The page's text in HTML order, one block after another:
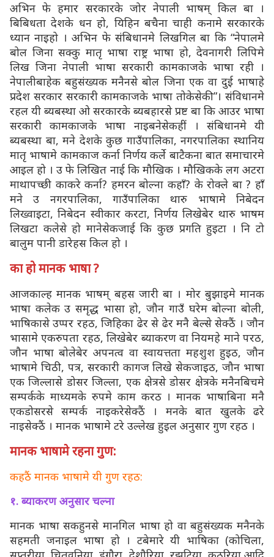
अभिन फे हमार सरकारके जोर नेपाली भाषम् किल बा ।
बिबिधता देशके धन हो, यिहिन बचैना चाही कनामे सरकारके
ध्यान नाइहो । अभिन फे संबिधानमे लिखगिल बा कि “नेपालमे
बोल जिना सक्कु मातृ भाषा राष्ट्र भाषा हो, देवनागरी लिपिमे
लिख जिना नेपाली भाषा सरकारी कामकाजके भाषा रही ।
नेपालीबाहेक बहुसंख्यक मनैनसे बोल जिना एक वा दुई भाषाहे
प्रदेश सरकार सरकारी कामकाजके भाषा तोकेसेकी”। संविधानमे
रहल यी ब्यबस्था ओ सरकारके ब्यबहारसे प्रष्ट बा कि आउर भाषा
सरकारी कामकाजके भाषा नाइबनेसेकहीं । संबिधानमे यी
ब्यबस्था बा, मने देशके कुछ गाउँपालिका, नगरपालिका स्थानिय
मातृ भाषामे कामकाज कर्ना निर्णय कर्ले बाटैकना बात समाचारमे
आइल हो । उ फे लिखित नाई कि मौखिक । मौखिकके लग अटरा
माथापच्छी काकरे कर्ना? हमरन बोल्ना कहाँ? के रोक्ले बा ? हाँ
मने उ नगरपालिका, गाउँपालिका थारु भाषामे निबेदन
लिख्वाइटा, निबेदन स्वीकार करटा, निर्णय लिखेबेर थारु भाषम
लिखटा कलेसे हो मानेसेकजाई कि कुछ प्रगति हुइटा । नि टो
बालुम पानी डारेहस किल हो ।
का हो मानक भाषा ?
आजकाल्ह मानक भाषम् बहस जारी बा । मोर बुझाइमे मानक
भाषा कलेक उ समृद्ध भासा हो, जौन गाउँ घरेम बोल्ना बोली,
भाषिकासे उप्पर रहठ, जिहिका ढेर से ढेर मनै बेल्से सेक्ठैं । जौन
भासामे एकरुपता रहठ, लिखेबेर ब्याकरण वा नियमहे माने परठ,
जौन भाषा बोलेबेर अपनत्व वा स्वायत्तता महशुश हुइठ, जौन
भाषामे चिठी, पत्र, सरकारी कागज लिखे सेकजाइठ, जौन भाषा
एक जिल्लासे डोसर जिल्ला, एक क्षेत्रसे डोसर क्षेत्रके मनैनबिचमे
सम्पर्कके माध्यमके रुपमे काम करठ । मानक भाषाबिना मनै
एकडोसरसे सम्पर्क नाइकरेसेक्ठैं । मनके बात खुलके ढरे
नाइसेक्ठैं । मानक भाषामे टरे उल्लेख हुइल अनुसार गुण रहठ ।
मानक भाषामे रहना गुण:
कहठैं मानक भाषामे यी गुण रहठ:
१. ब्याकरण अनुसार चल्ना
मानक भाषा सकहुनसे मानगिल भाषा हो वा बहुसंख्यक मनैनके
सहमती जनाइल भाषा हो । टबेमारे यी भाषिका (कोचिला,